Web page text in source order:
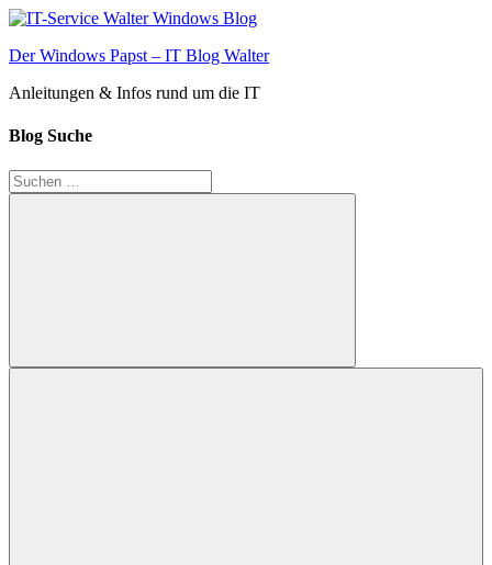
Zum
springen
Der Windows Papst – IT Blog Walter
Anleitungen & Infos rund um die IT
Blog Suche
Suchen
nach:
Suchen